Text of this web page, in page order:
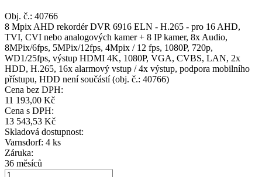
Obj. č.: 40766
8 Mpix AHD rekordér DVR 6916 ELN - H.265 - pro 16 AHD,
TVI, CVI nebo analogových kamer + 8 IP kamer, 8x Audio,
8MPix/6fps, 5MPix/12fps, 4Mpix / 12 fps, 1080P, 720p,
WD1/25fps, výstup HDMI 4K, 1080P, VGA, CVBS, LAN, 2x
HDD, H.265, 16x alarmový vstup / 4x výstup, podpora mobilního
přístupu, HDD není součástí (obj. č.: 40766)
Cena bez DPH:
11 193,00 Kč
Cena s DPH:
13 543,53 Kč
Skladová dostupnost:
Varnsdorf: 4 ks
Záruka:
36 měsíců